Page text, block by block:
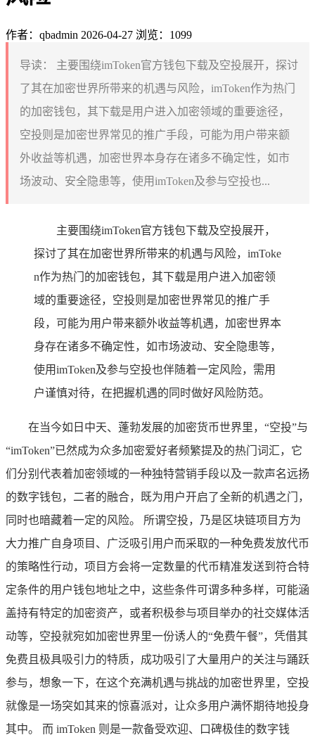
作者：qbadmin 2026-04-27 浏览：1099
导读：
主要围绕imToken官方钱包下载及空投展开，探讨
了其在加密世界所带来的机遇与风险，imToken作为热门
的加密钱包，其下载是用户进入加密领域的重要途径，
空投则是加密世界常见的推广手段，可能为用户带来额
外收益等机遇，加密世界本身存在诸多不确定性，如市
场波动、安全隐患等，使用imToken及参与空投也...
主要围绕imToken官方钱包下载及空投展开，
探讨了其在加密世界所带来的机遇与风险，imToke
n作为热门的加密钱包，其下载是用户进入加密领
域的重要途径，空投则是加密世界常见的推广手
段，可能为用户带来额外收益等机遇，加密世界本
身存在诸多不确定性，如市场波动、安全隐患等，
使用imToken及参与空投也伴随着一定风险，需用
户谨慎对待，在把握机遇的同时做好风险防范。
在当今如日中天、蓬勃发展的加密货币世界里，“空投”与
“imToken”已然成为众多加密爱好者频繁提及的热门词汇，它
们分别代表着加密领域的一种独特营销手段以及一款声名远扬
的数字钱包，二者的融合，既为用户开启了全新的机遇之门，
同时也暗藏着一定的风险。 所谓空投，乃是区块链项目方为
大力推广自身项目、广泛吸引用户而采取的一种免费发放代币
的策略性行动，项目方会将一定数量的代币精准发送到符合特
定条件的用户钱包地址之中，这些条件可谓多种多样，可能涵
盖持有特定的加密资产，或者积极参与项目举办的社交媒体活
动等，空投就宛如加密世界里一份诱人的“免费午餐”，凭借其
免费且极具吸引力的特质，成功吸引了大量用户的关注与踊跃
参与，想象一下，在这个充满机遇与挑战的加密世界里，空投
就像是一场突如其来的惊喜派对，让众多用户满怀期待地投身
其中。 而 imToken 则是一款备受欢迎、口碑极佳的数字钱